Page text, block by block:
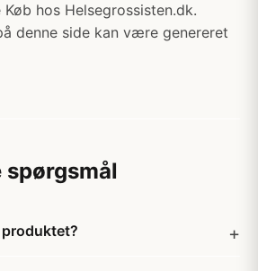
hos Helsegrossisten.dk.
denne side kan være genereret